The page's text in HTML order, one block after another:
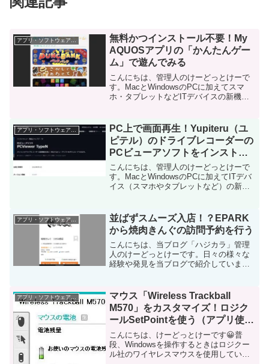
アプリ・ソフトウェア・サービス
無料かつインストール不要！My
AQUOSアプリの「かんたんゲー
ム」で遊んでみる
こんにちは、管理人のけーどっとけーで
す。MacとWindowsのPCに加えてスマ
ホ・タブレットなどITデバイスの新機能
日々の経験や発見を当ブログで紹介して
います。ほぼ毎...
PC上で画面再生！Yupiteru（ユ
ピテル）のドライブレコーダーの
PCビューアソフトをインストー
ルしてみる
こんにちは、管理人のけーどっとけーで
す。MacとWindowsのPCに加えてITデバ
イス（スマホやタブレットなど）の新機
せ日々の経験や発見を当ブログでまとめ
ています。ほ...
アプリ・ソフトウェア・サービス
並ばずスムーズ入店！？EPARK
から焼肉きんぐの訪問予約を行う
こんにちは、当ブログ「ハジカラ」管理
人のけーどっとけーです。日々の様々な
経験や発見を当ブログで紹介していま
す。今回は最近気に入っている焼肉チェ
ーン店「焼肉きんぐ」にてスマ...
アプリ・ソフトウェア・サービス
マウス「Wireless Trackball
M570」をカスタマイズ！ロジク
ールSetPointを使う（アプリ使用
その２編）
こんにちは、けーどっとけーです😀普
段、Windowsを操作するときはロジクー
ル社のワイヤレスマウスを使用していま